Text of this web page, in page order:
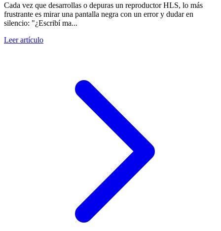
Cada vez que desarrollas o depuras un reproductor HLS, lo más
frustrante es mirar una pantalla negra con un error y dudar en
silencio: "¿Escribí ma...
Leer artículo